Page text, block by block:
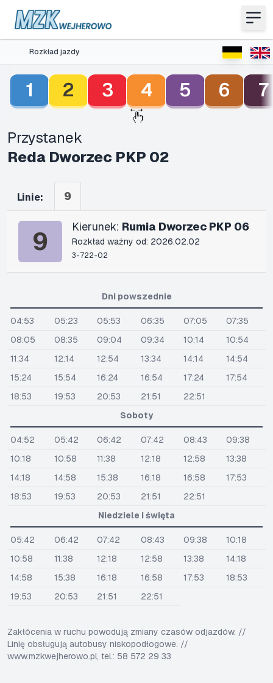
Rozkład jazdy
1 2 3 4 5 6 7
Przystanek
Reda Dworzec PKP 02
Linie: 9
9 Kierunek: Rumia Dworzec PKP 06
Rozkład ważny od: 2026.02.02
3-722-02
Dni powszednie
04:53 05:23 05:53 06:35 07:05
07:35
08:05
08:35 09:04 09:34 10:14
10:54
11:34
12:14 12:54 13:34 14:14
14:54
15:24
15:54 16:24 16:54 17:24
17:54
18:53
19:53 20:53 21:51
22:51
Soboty
04:52 05:42 06:42 07:42 08:43
09:38
10:18
10:58 11:38 12:18 12:58
13:38
14:18
14:58 15:38 16:18 16:58
17:53
18:53
19:53 20:53 21:51
22:51
Niedziele i święta
05:42 06:42 07:42 08:43 09:38
10:18
10:58
11:38 12:18 12:58 13:38
14:18
14:58
15:38 16:18 16:58 17:53
18:53
19:53
20:53 21:51 22:51
Zakłócenia w ruchu powodują zmiany czasów odjazdów. //
Linię obsługują autobusy niskopodłogowe. //
www.mzkwejherowo.pl, tel.: 58 572 29 33